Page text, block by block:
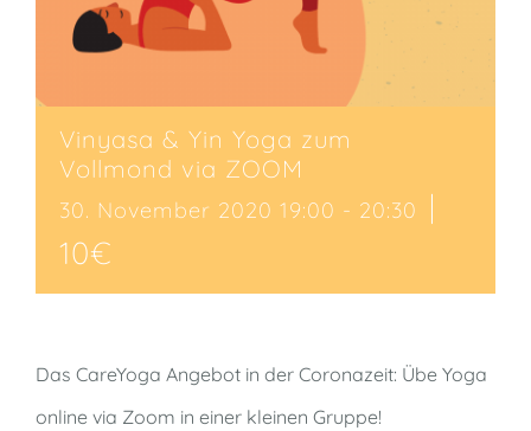
Vinyasa & Yin Yoga zum
Vollmond via ZOOM
30. November 2020 19:00 - 20:30
|
10€
Das CareYoga Angebot in der Coronazeit: Übe Yoga
online via Zoom in einer kleinen Gruppe!